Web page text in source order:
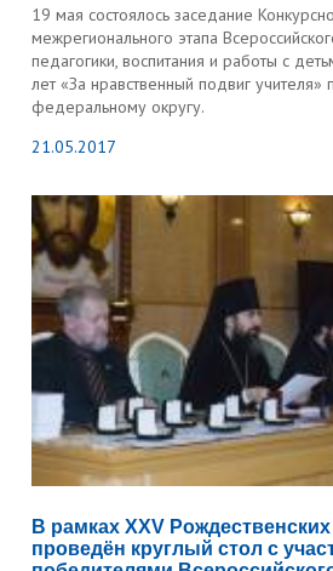
19 мая состоялось заседание
межрегионального этапа
педагогики, воспитания и работы с
лет «За нравственный подвиг
федеральному округу.
21.05.2017
В рамках XXV
проведён круглый стол с